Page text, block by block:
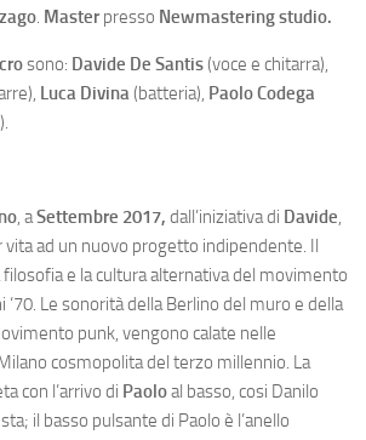
. Masterpresso Newmastering studio.
sono: Davide De Santis(voce e chitarra),
Luca Divina(batteria), Paolo Codega
, aSettembre 2017, dall’iniziativa di Davide,
vita ad un nuovo progetto indipendente. Il
e la cultura alternativa del movimento
Le sonorità della Berlino del muro e della
punk, vengono calate nelle
cosmopolita del terzo millennio. La
con l’arrivo di Paoloal basso, cosi Danilo
il basso pulsante di Paolo è l’anello